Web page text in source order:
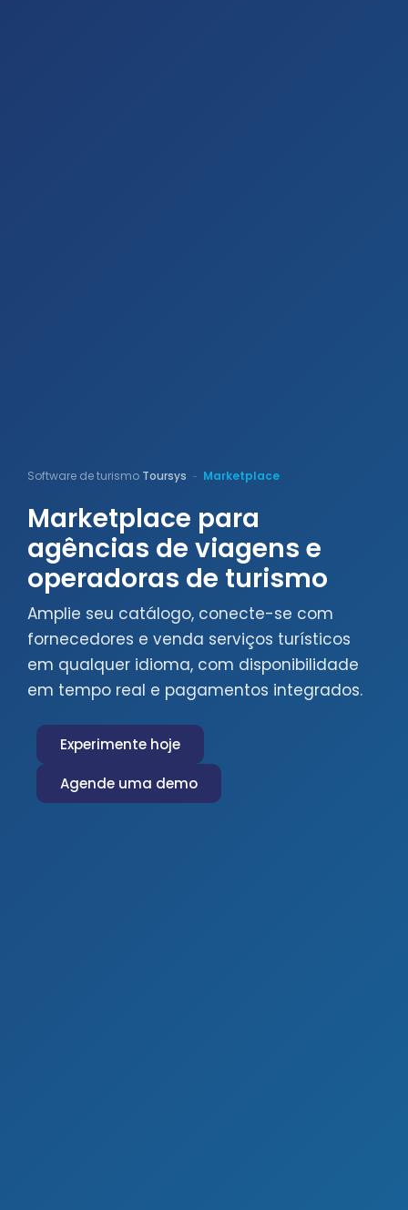
Software de turismo Toursys - Marketplace
Marketplace para
agências de viagens e
operadoras de turismo
Amplie seu catálogo, conecte-se com
fornecedores e venda serviços turísticos
em qualquer idioma, com disponibilidade
em tempo real e pagamentos integrados.
Experimente hoje
Agende uma demo